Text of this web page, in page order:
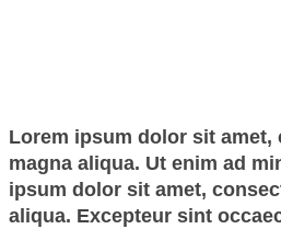
Lorem ipsum dolor sit
magna aliqua. Ut enim ad
ipsum dolor sit amet,
aliqua. Excepteur sint